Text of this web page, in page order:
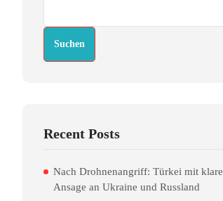
Suchen
Recent Posts
Nach Drohnenangriff: Türkei mit
Ansage an Ukraine und Russland